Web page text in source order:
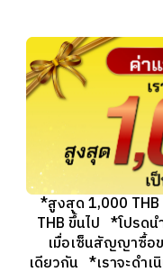
*สูงสุด 1,000
THB ขึ้นไป *โปรดน
เมื่อเซ็นสัญญาซื้อ
เดียวกัน *เราจะดำเ